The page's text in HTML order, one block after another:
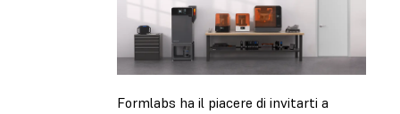
Formlabs ha il piacere di invitarti a